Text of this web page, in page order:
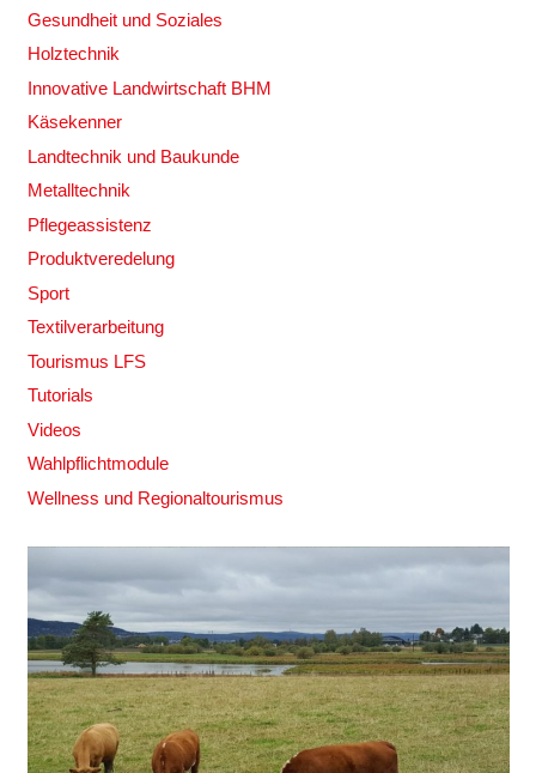
Gesundheit und Soziales
Holztechnik
Innovative Landwirtschaft BHM
Käsekenner
Landtechnik und Baukunde
Metalltechnik
Pflegeassistenz
Produktveredelung
Sport
Textilverarbeitung
Tourismus LFS
Tutorials
Videos
Wahlpflichtmodule
Wellness und Regionaltourismus